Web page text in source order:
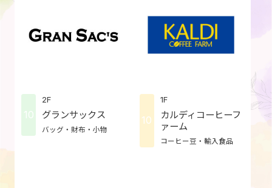
10
2F
グランサックス
バッグ・財布・小物
10
1F
カルディコーヒーフ
ァーム
コーヒー豆・輸入食品